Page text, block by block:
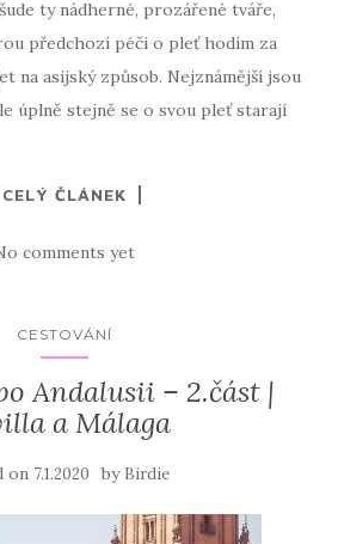
ty nádherné, prozářené tváře,
předchozí péči o pleť hodím za
na asijský způsob. Nejznámější jsou
úplně stejně se o svou pleť starají
CELÝ ČLÁNEK
comments yet
CESTOVÁNÍ
Andalusii – 2.část |
a Málaga
on 7.1.2020 by Birdie